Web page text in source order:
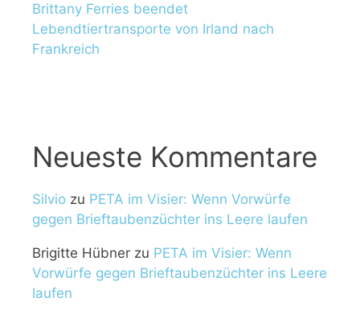
Brittany Ferries beendet
Lebendtiertransporte von Irland nach
Frankreich
Neueste Kommentare
Silvio zu PETA im Visier: Wenn Vorwürfe
gegen Brieftaubenzüchter ins Leere laufen
Brigitte Hübner zu PETA im Visier: Wenn
Vorwürfe gegen Brieftaubenzüchter ins Leere
laufen